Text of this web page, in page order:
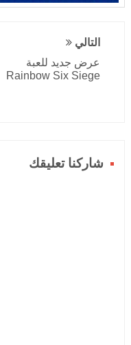
التالي
عرض جديد للعبة
Rainbow Six Siege
شاركنا تعليقك